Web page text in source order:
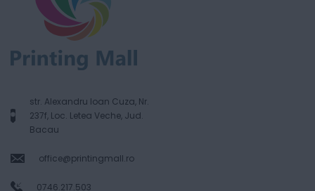
str. Alexandru Ioan Cuza, Nr.
237f, Loc. Letea Veche, Jud.
Bacau
office@printingmall.ro
0746.217.503